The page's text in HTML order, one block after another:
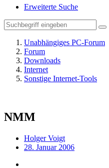
Erweiterte Suche
Unabhängiges PC-Forum
Forum
Downloads
Internet
Sonstige Internet-Tools
NMM
Holger Voigt
28. Januar 2006